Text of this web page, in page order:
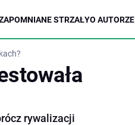
STRZAŁYO AUTORZE
rywalizacji